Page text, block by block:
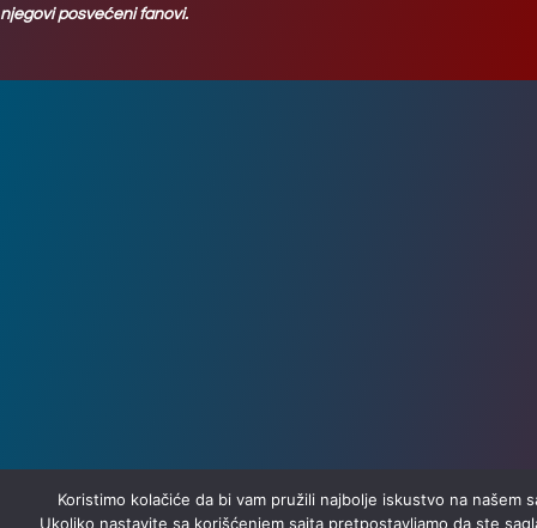
njegovi posvećeni fanovi.
Koristimo kolačiće da bi vam pružili najbolje iskustvo na našem
Ukoliko nastavite sa korišćenjem sajta pretpostavljamo da ste